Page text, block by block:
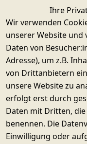
Ihre
Wir verwenden
unserer Website
Daten von
Adresse), um z.B.
von Drittanbietern
unsere Website zu
erfolgt erst durch
Daten mit Dritten,
benennen. Die
Einwilligung oder
Käuferschutz &
Sichere SSL-
Widerrufsrecht
©